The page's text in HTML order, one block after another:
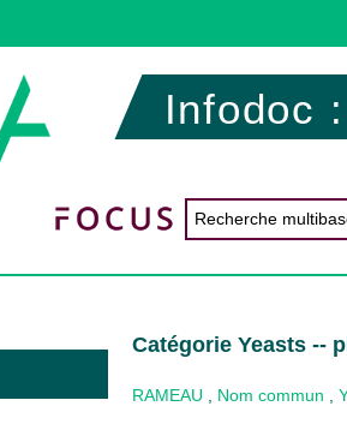
Infodoc
Catégorie Yeasts --
RAMEAU Nom commun